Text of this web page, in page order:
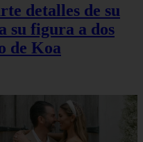
detalles de su
su figura a dos
de Koa